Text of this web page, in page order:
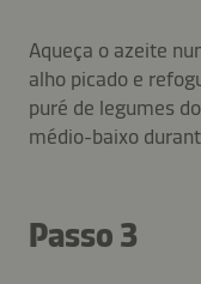
Aqueça o azeite
alho picado e
puré de legumes
médio-baixo
Passo 3